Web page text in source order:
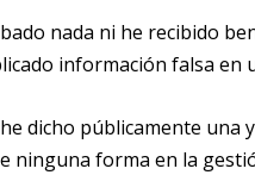
nada ni he recibido
información falsa en
dicho públicamente una
ninguna forma en la